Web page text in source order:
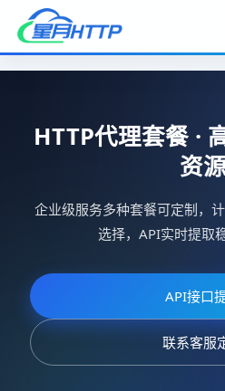
首页
HTTP代理套餐
http代理资讯
HTTP代理套餐 ·
资
企业级服务多种套餐可定制，
选择，API实时提取
API接口
联系客服